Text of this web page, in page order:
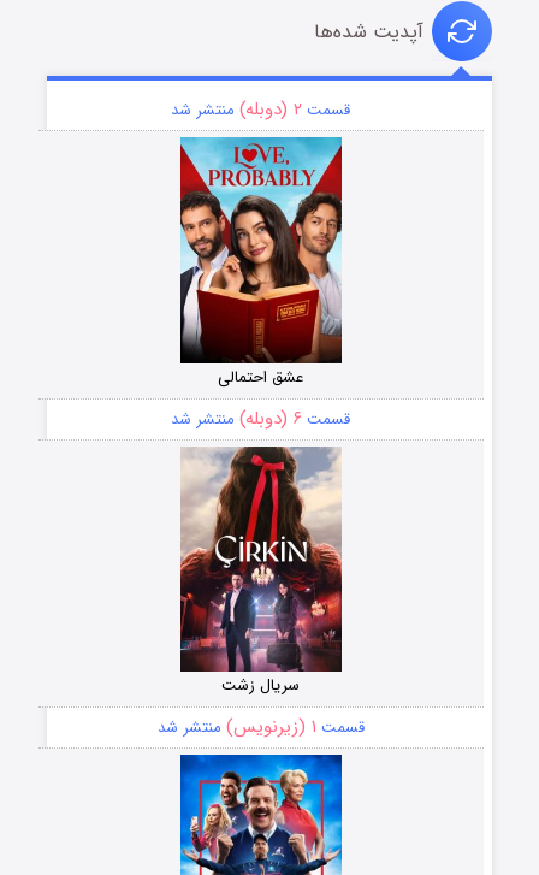
آپدیت شده‌ها
قسمت ۲ (دوبله) منتشر شد
عشق احتمالی
قسمت ۶ (دوبله) منتشر شد
سریال زشت
قسمت ۱ (زیرنویس) منتشر شد